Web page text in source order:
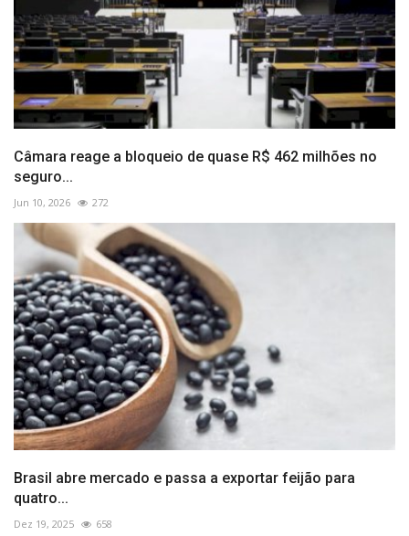
Câmara reage a bloqueio de quase R$ 462 milhões no
seguro...
Jun 10, 2026 272
Brasil abre mercado e passa a exportar feijão para
quatro...
Dez 19, 2025 658